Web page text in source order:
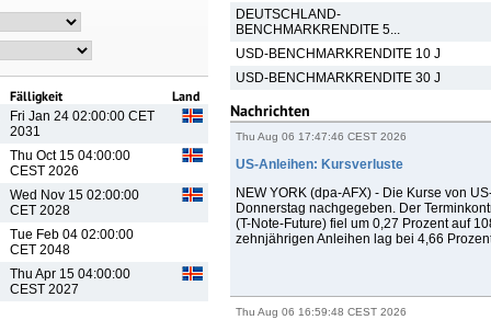
Fälligkeit Land
Fri Jan 24 02:00:00 CET
2031
Thu Oct 15 04:00:00
CEST 2026
Wed Nov 15 02:00:00
CET 2028
Tue Feb 04 02:00:00
CET 2048
Thu Apr 15 04:00:00
CEST 2027
DEUTSCHLAND-
BENCHMARKRENDITE 5...
USD-BENCHMARKRENDITE 10 J
USD-BENCHMARKRENDITE 30 J
Nachrichten
Thu Aug 06 17:47:46 CEST 2026
US-Anleihen: Kursverluste
NEW YORK (dpa-AFX) - Die Kurse von
Donnerstag nachgegeben. Der
(T-Note-Future) fiel um 0,27 Prozent auf
zehnjährigen Anleihen lag bei 4,66
Thu Aug 06 16:59:48 CEST 2026